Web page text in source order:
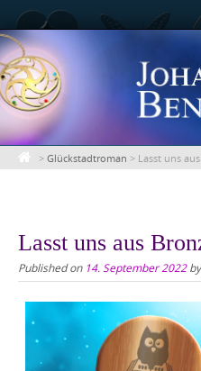
Skip
to
content
> Glückstadtroman > Lasst uns
Lasst uns aus
Published on 14. September 2022